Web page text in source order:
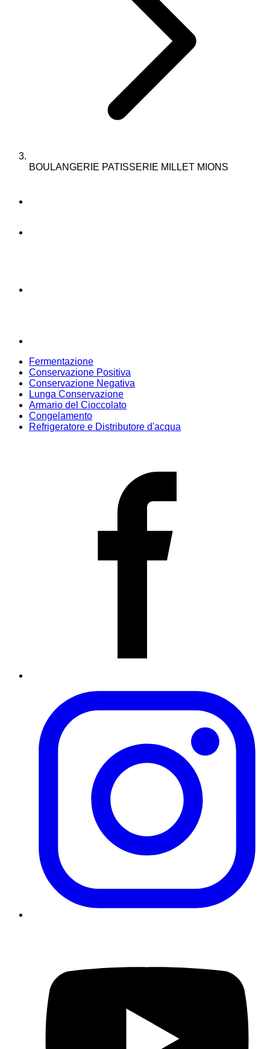
BOULANGERIE PATISSERIE MILLET MIONS
Fermentazione
Conservazione Positiva
Conservazione Negativa
Lunga Conservazione
Armario del Cioccolato
Congelamento
Refrigeratore e Distributore d'acqua